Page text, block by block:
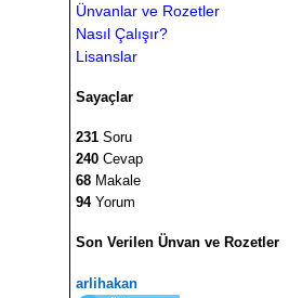
Ünvanlar ve Rozetler
Nasıl Çalışır?
Lisanslar
Sayaçlar
231 Soru
240 Cevap
68 Makale
94Yorum
Son Verilen Ünvan ve Rozetler
arlihakan